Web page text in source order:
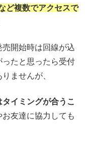
ど複数でアクセスで
開始時は回線が込
たと思ったら受付
ませんが、
イミングが合うこ
友達に協力しても